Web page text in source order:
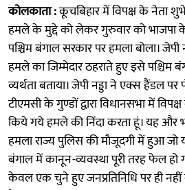
कोलकाता :कूचबिहार में विपक्ष के नेता
हमले के मुद्दे को लेकर गुरुवार को भाजपा के
पश्चिम बंगाल सरकार पर हमला बोला। जेपी
हमले का जिम्मेदार ठहराते हुए इसे पश्चिम
व्यर्थता बताया। जेपी नड्डा ने एक्स हैंडल पर
टीएमसी के गुण्डों द्वारा विधानसभा में
किये गये हमले की निंदा करता हूं। यह और
हमला राज्य पुलिस की माैजूदगी में हुआ जो
बंगाल में कानून-व्यवस्था पूरी तरह फेल हो
केवल एक चुने हुए जनप्रतिनिधि पर ही